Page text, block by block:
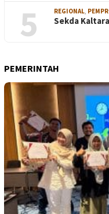
5
REGIONAL
Sekda
PEMERINTAH